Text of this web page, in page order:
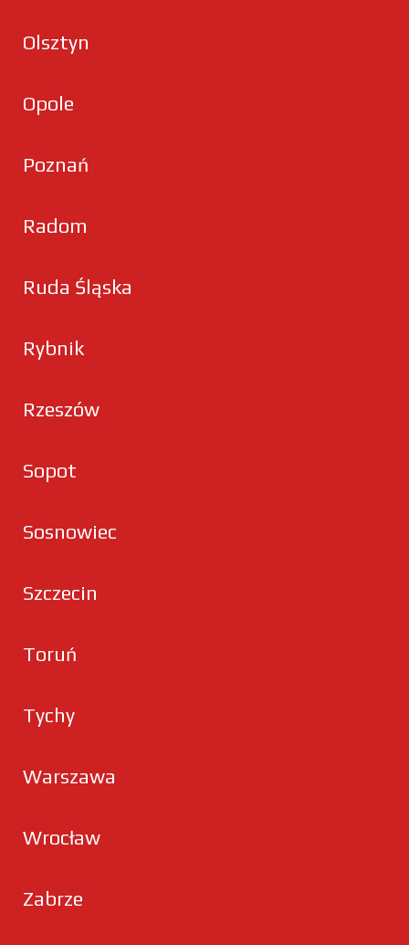
Olsztyn
Opole
Poznań
Radom
Ruda Śląska
Rybnik
Rzeszów
Sopot
Sosnowiec
Szczecin
Toruń
Tychy
Warszawa
Wrocław
Zabrze